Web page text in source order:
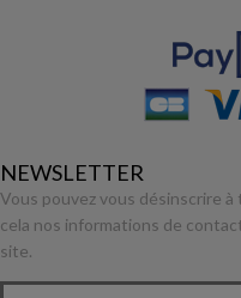
NEWSLETTER
Vous pouvez vous désinscrire
cela nos informations de
site.